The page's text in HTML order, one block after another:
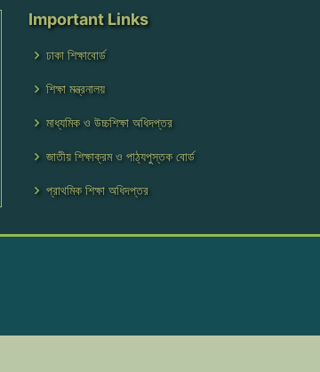
Important Links
ঢাকা শিক্ষাবোর্ড
শিক্ষা মন্ত্রনালয়
মাধ্যমিক ও উচ্চশিক্ষা অধিদপ্তর
জাতীয় শিক্ষাক্রম ও পাঠ্যপুস্তক বোর্ড
প্রাথমিক শিক্ষা অধিদপ্তর